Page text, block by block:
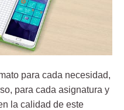
para cada necesidad,
para cada asignatura y
la calidad de este